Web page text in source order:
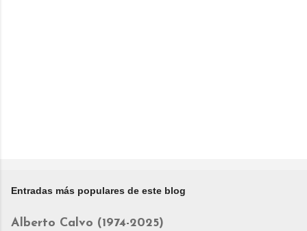
Entradas más populares de este blog
Alberto Calvo (1974-2025)